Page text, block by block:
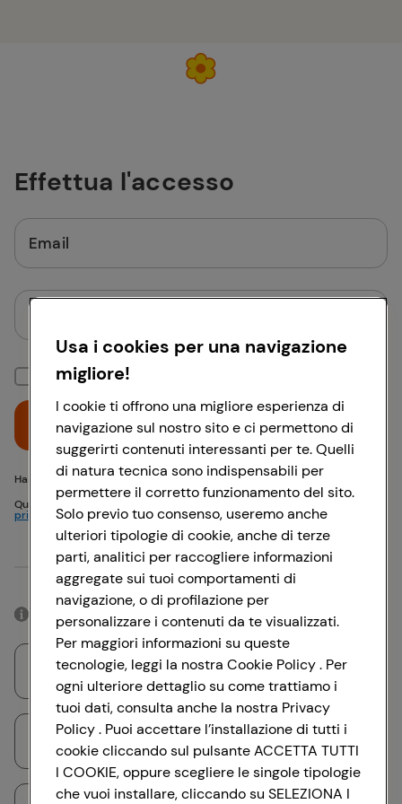
Effettua l'accesso
Email
Mantieni la sessione attiva
Hai problemi di accesso? {{recover-pwd}} o {{recover-email}}
Questo sito è protetto da reCAPTCHA e si applicano
privacy eTermini di servizioGoogle
Accedi
Oppure
Accedendo con il tuo account social, rimarrai connesso per 12 ore.
Accedi con Google
Usa i cookies per una navigazione
migliore!
I cookie ti offrono una migliore esperienza di
navigazione sul nostro sito e ci permettono di
suggerirti contenuti interessanti per te. Quelli
di natura tecnica sono indispensabili per
permettere il corretto funzionamento del sito.
Solo previo tuo consenso, useremo anche
ulteriori tipologie di cookie, anche di terze
parti, analitici per raccogliere informazioni
aggregate sui tuoi comportamenti di
navigazione, o di profilazione per
personalizzare i contenuti da te visualizzati.
Per maggiori informazioni su queste
tecnologie, leggi la nostra Cookie Policy . Per
ogni ulteriore dettaglio su come trattiamo i
tuoi dati, consulta anche la nostra Privacy
Policy . Puoi accettare l’installazione di tutti i
cookie cliccando sul pulsante ACCETTA TUTTI
I COOKIE, oppure scegliere le singole tipologie
che vuoi installare, cliccando su SELEZIONA I